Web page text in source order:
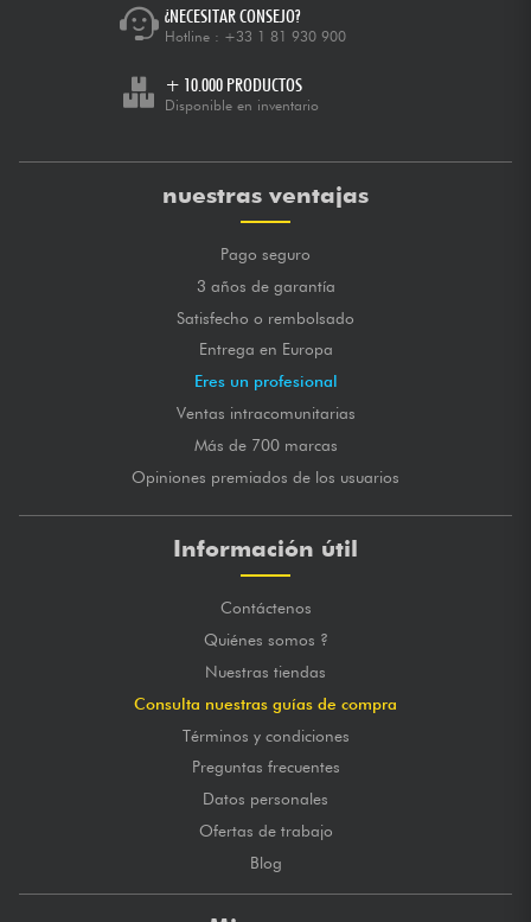
¿NECESITAR CONSEJO?
Hotline : +33 1 81 930 900
+ 10.000 PRODUCTOS
Disponible en inventario
nuestras ventajas
Pago seguro
3 años de garantía
Satisfecho o rembolsado
Entrega en Europa
Eres un profesional
Ventas intracomunitarias
Más de 700 marcas
Opiniones premiados de los usuarios
Información útil
Contáctenos
Quiénes somos ?
Nuestras tiendas
Consulta nuestras guías de compra
Términos y condiciones
Preguntas frecuentes
Datos personales
Ofertas de trabajo
Blog